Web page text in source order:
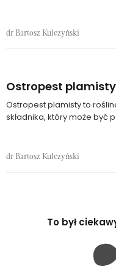
dr Bartosz Kulczyński
Ostropest plamisty
Ostropest plamisty to
składnika, który może być
dr Bartosz Kulczyński
To był